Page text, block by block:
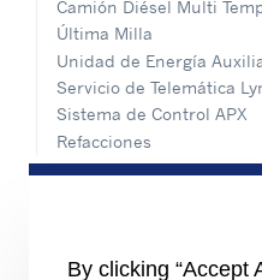
Camión Diésel Multi
Última Milla
Unidad de Energía
Servicio de Telemática
Sistema de Control APX
Refacciones
Capacitación
By clicking “Accept